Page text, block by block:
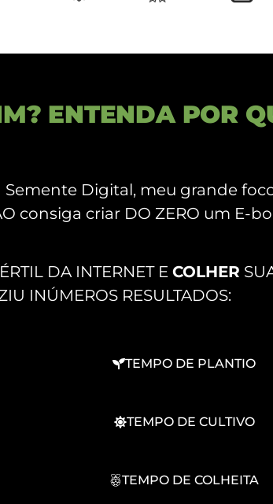
ENTENDA POR
Digital, meu grande
consiga criar DO ZERO um E-
DA INTERNET E COLHER
INÚMEROS RESULTADOS:
TEMPO DE PLANTIO
TEMPO DE CULTIVO
TEMPO DE COLHEITA